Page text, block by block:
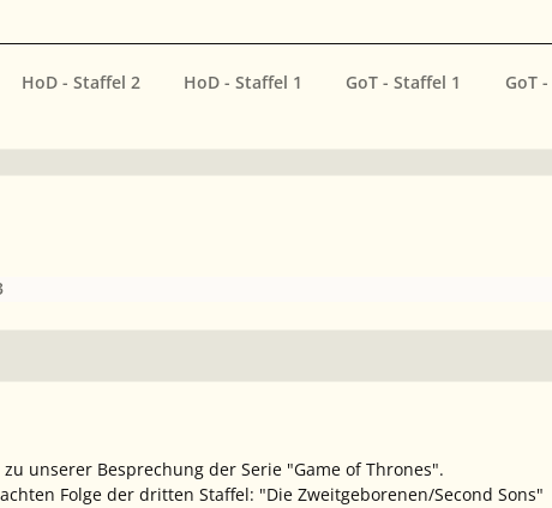
HoD - Staffel 2 HoD - Staffel 1 GoT - Staffel 1 GoT
unserer Besprechung der Serie "Game of Thrones".
Folge der dritten Staffel: "Die Zweitgeborenen/Second Sons"